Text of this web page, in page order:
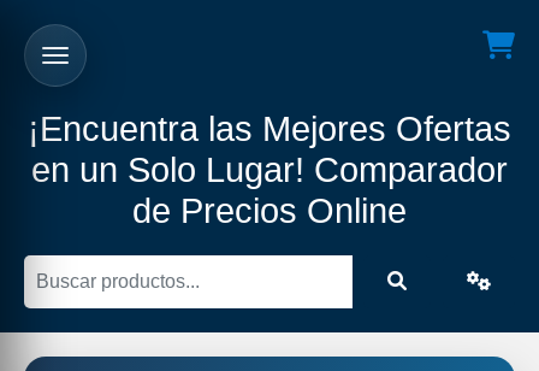
¡Encuentra las Mejores Ofertas
en un Solo Lugar! Comparador
de Precios Online